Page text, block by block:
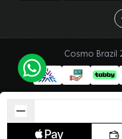
Cosmo Brazil